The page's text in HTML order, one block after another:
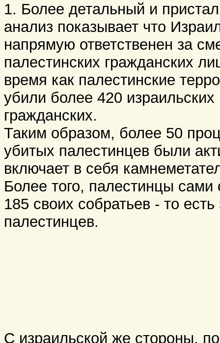
1. Более детальный и
анализ показывает что
напрямую ответственен за
палестинских гражданских
время как палестинские
убили более 420 израильских
гражданских.
Таким образом, более 50
убитых палестинцев были
включает в себя
Более того, палестинцы сами
185 своих собратьев - то
палестинцев.
С израильской же стороны,